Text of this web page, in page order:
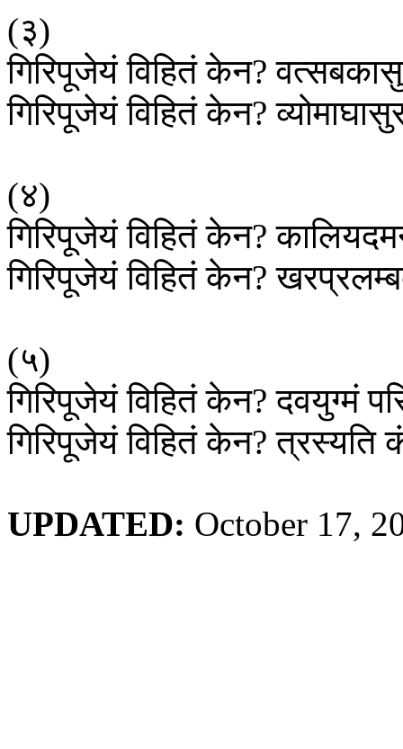
(३)
गिरिपूजेयं विहितं केन?
गिरिपूजेयं विहितं केन?
(४)
गिरिपूजेयं विहितं केन?
गिरिपूजेयं विहितं केन?
(५)
गिरिपूजेयं विहितं केन?दवयुग्मं
गिरिपूजेयं विहितं केन?त्रस्यति
UPDATED: October 17,